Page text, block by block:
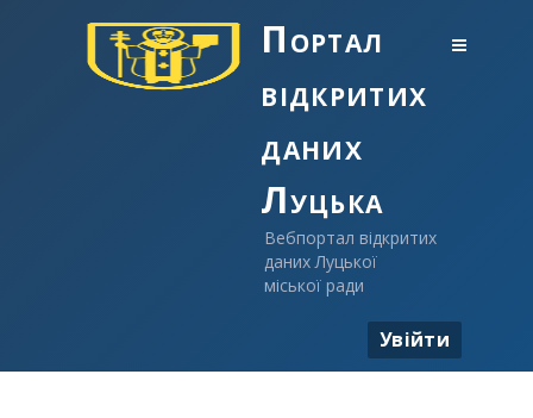
Портал
відкритих
даних
Луцька
Вебпортал відкритих
даних Луцької
міської ради
Увійти